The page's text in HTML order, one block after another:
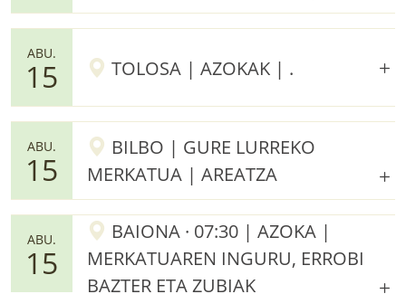
ABU.
15 TOLOSA | AZOKAK | .
ABU.
15
BILBO | GURE LURREKO
MERKATUA | AREATZA
ABU.
15
BAIONA · 07:30 | AZOKA |
MERKATUAREN INGURU, ERROBI
BAZTER ETA ZUBIAK